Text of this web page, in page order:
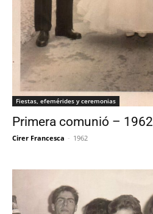
Fiestas, efemérides y ceremonias
Primera comunió – 1962
Cirer Francesca - 1962